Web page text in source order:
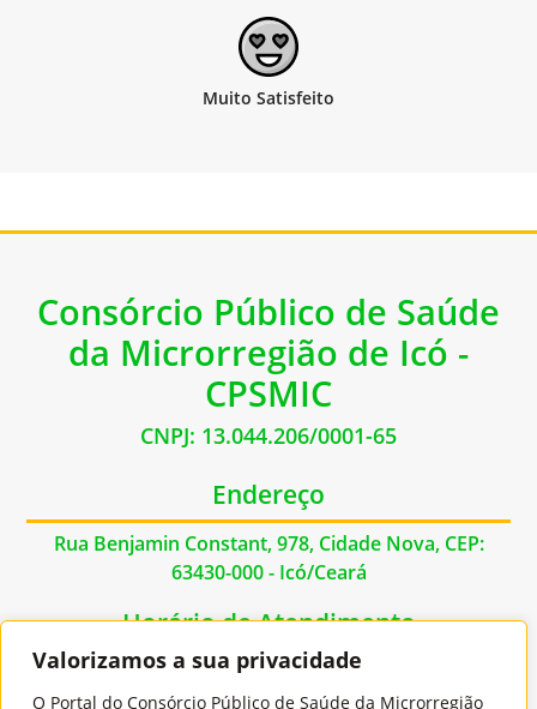
Valorizamos a sua privacidade
O Portal do Consórcio Público de Saúde da Microrregião
Consórcio Público de Saúde
da Microrregião de Icó -
CPSMIC
CNPJ: 13.044.206/0001-65
Endereço
Rua Benjamin Constant, 978, Cidade Nova, CEP:
63430-000 - Icó/Ceará
Horário de Atendimento
De Segunda à Sexta das 07:00hs às 17:00hs